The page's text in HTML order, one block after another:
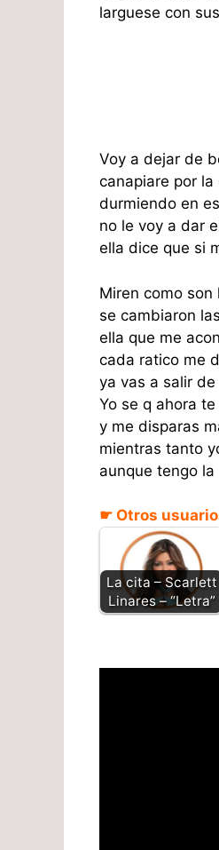
larguese con
Voy a dejar de
canapiare por la
durmiendo en
no le voy a dar
ella dice que si
Miren como son
se cambiaron
ella que me
cada ratico me
ya vas a salir
Yo se q ahora
y me disparas
mientras tanto
aunque tengo
☛ Otros
La cita – Scarlett
Linares – “Letra”